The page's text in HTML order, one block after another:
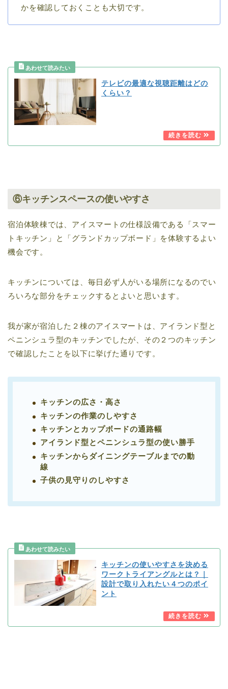
かを確認しておくことも大切です。
テレビの最適な視聴距離はどの
くらい？
⑥キッチンスペースの使いやすさ
宿泊体験棟では、アイスマートの仕様設備である「スマー
トキッチン」と「グランドカップボード」を体験するよい
機会です。
キッチンについては、毎日必ず人がいる場所になるのでい
ろいろな部分をチェックするとよいと思います。
我が家が宿泊した２棟のアイスマートは、アイランド型と
ペニンシュラ型のキッチンでしたが、その２つのキッチン
で確認したことを以下に挙げた通りです。
キッチンの広さ・高さ
キッチンの作業のしやすさ
キッチンとカップボードの通路幅
アイランド型とペニンシュラ型の使い勝手
キッチンからダイニングテーブルまでの動
線
子供の見守りのしやすさ
キッチンの使いやすさを決める
ワークトライアングルとは？｜
設計で取り入れたい４つのポイ
ント